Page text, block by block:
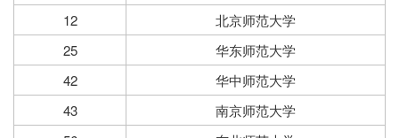
12
北京师范大学
25
华东师范大学
42
华中师范大学
43
南京师范大学